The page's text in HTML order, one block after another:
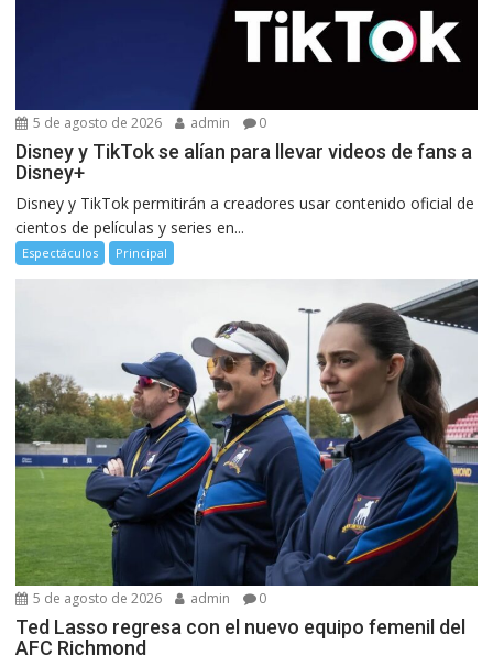
5 de agosto de 2026 admin 0
Disney y TikTok se alían para llevar videos de fans a
Disney+
Disney y TikTok permitirán a creadores usar contenido oficial de
cientos de películas y series en...
Espectáculos Principal
5 de agosto de 2026 admin 0
Ted Lasso regresa con el nuevo equipo femenil del
AFC Richmond